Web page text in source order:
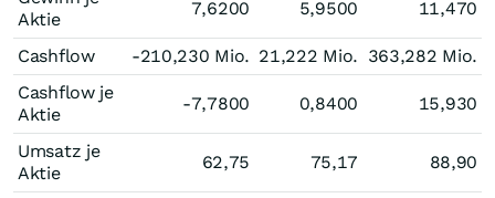
Aktie
7,6200 5,9500 11,470
Cashflow -210,230 Mio. 21,222 Mio. 363,282 Mio.
Cashflow je
Aktie
-7,7800 0,8400 15,930
Umsatz je
Aktie
62,75 75,17 88,90